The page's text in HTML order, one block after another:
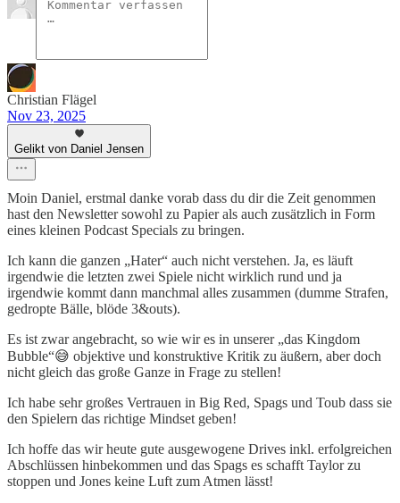
Christian Flägel
Nov 23, 2025
Gelikt von Daniel Jensen
Moin Daniel, erstmal danke vorab dass du dir die Zeit genommen
hast den Newsletter sowohl zu Papier als auch zusätzlich in Form
eines kleinen Podcast Specials zu bringen.
Ich kann die ganzen „Hater“ auch nicht verstehen. Ja, es läuft
irgendwie die letzten zwei Spiele nicht wirklich rund und ja
irgendwie kommt dann manchmal alles zusammen (dumme Strafen,
gedropte Bälle, blöde 3&outs).
Es ist zwar angebracht, so wie wir es in unserer „das Kingdom
Bubble“😅 objektive und konstruktive Kritik zu äußern, aber doch
nicht gleich das große Ganze in Frage zu stellen!
Ich habe sehr großes Vertrauen in Big Red, Spags und Toub dass sie
den Spielern das richtige Mindset geben!
Ich hoffe das wir heute gute ausgewogene Drives inkl. erfolgreichen
Abschlüssen hinbekommen und das Spags es schafft Taylor zu
stoppen und Jones keine Luft zum Atmen lässt!